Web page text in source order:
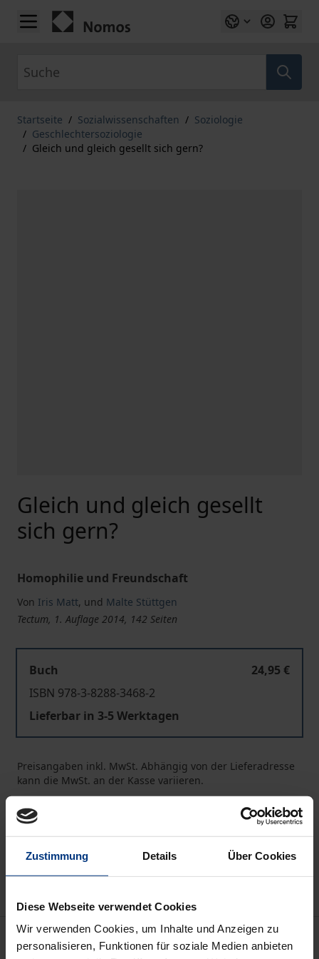
Zustimmung Details Über Cookies
Diese Webseite verwendet Cookies
Wir verwenden Cookies, um Inhalte und Anzeigen zu
personalisieren, Funktionen für soziale Medien anbieten
Zum Inhalt springen
Startseite / Sozialwissenschaften / Soziologie
/ Geschlechtersoziologie
/ Gleich und gleich gesellt sich gern?
Gleich und gleich gesellt
sich gern?
Homophilie und Freundschaft
Von Iris Matt, und Malte Stüttgen
Tectum, 1. Auflage 2014, 142 Seiten
Buch
24,95 €
ISBN 978-3-8288-3468-2
Lieferbar in 3-5 Werktagen
Preisangaben inkl. MwSt. Abhängig von der Lieferadresse
kann die MwSt. an der Kasse variieren.
Hinweise zu Versandkosten
Beschreibung